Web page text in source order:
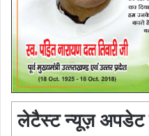
लेटैस्ट न्यूज़ अपडेट